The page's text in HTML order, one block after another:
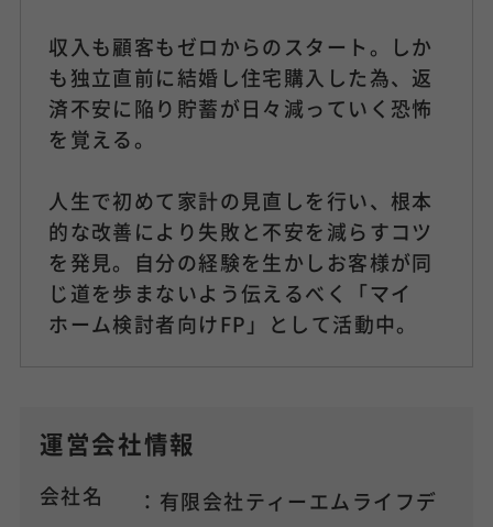
収入も顧客もゼロからのスタート。しか
も独立直前に結婚し住宅購入した為、返
済不安に陥り貯蓄が日々減っていく恐怖
を覚える。
人生で初めて家計の見直しを行い、根本
的な改善により失敗と不安を減らすコツ
を発見。自分の経験を生かしお客様が同
じ道を歩まないよう伝えるべく「マイ
ホーム検討者向けFP」として活動中。
運営会社情報
会社名
：有限会社ティーエムライフデ